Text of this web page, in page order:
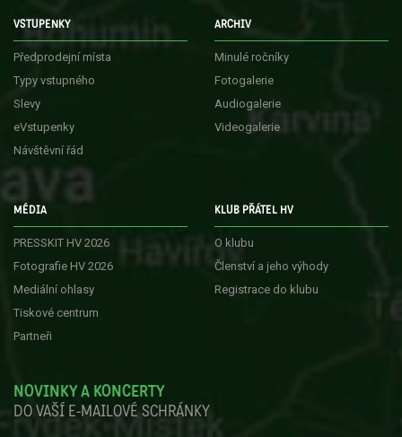
VSTUPENKY
Předprodejní místa
Typy vstupného
Slevy
eVstupenky
Návštěvní řád
ARCHIV
Minulé ročníky
Fotogalerie
Audiogalerie
Videogalerie
MÉDIA
PRESSKIT HV 2026
Fotografie HV 2026
Mediální ohlasy
Tiskové centrum
Partneři
KLUB PŘÁTEL HV
O klubu
Členství a jeho výhody
Registrace do klubu
NOVINKY A KONCERTY
DO VAŠÍ E-MAILOVÉ SCHRÁNKY